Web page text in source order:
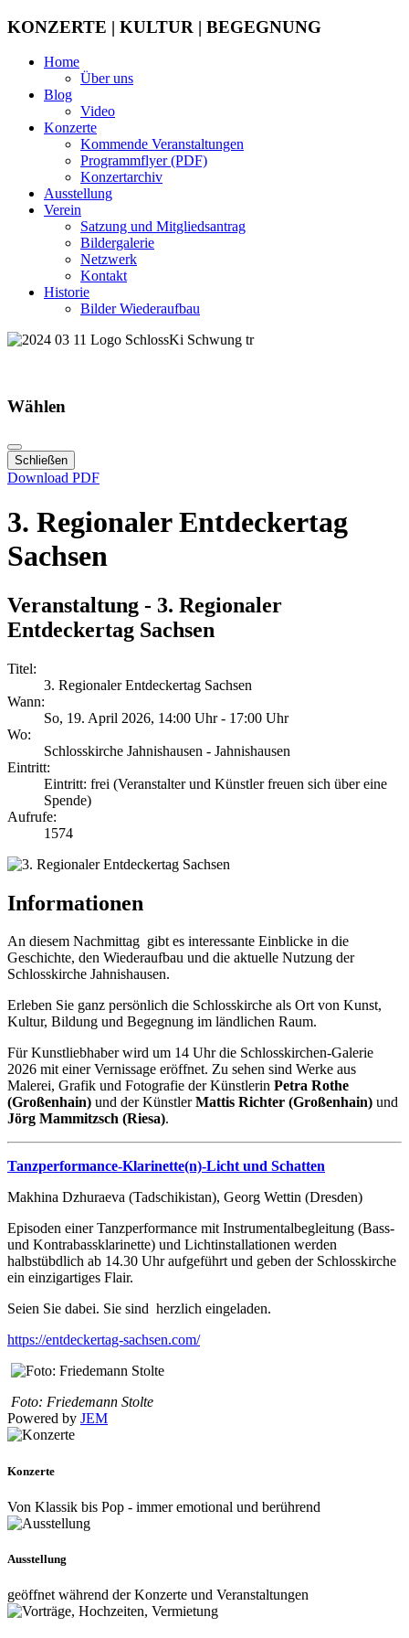
KONZERTE | KULTUR | BEGEGNUNG
Home
Über uns
Blog
Video
Konzerte
Kommende Veranstaltungen
Programmflyer (PDF)
Konzertarchiv
Ausstellung
Verein
Satzung und Mitgliedsantrag
Bildergalerie
Netzwerk
Kontakt
Historie
Bilder Wiederaufbau
Wählen
Schließen
Download PDF
3. Regionaler Entdeckertag
Sachsen
Veranstaltung - 3. Regionaler
Entdeckertag Sachsen
Titel:
3. Regionaler Entdeckertag Sachsen
Wann:
So, 19. April 2026, 14:00 Uhr- 17:00 Uhr
Wo:
Schlosskirche Jahnishausen - Jahnishausen
Eintritt:
Eintritt: frei (Veranstalter und Künstler freuen sich über eine
Spende)
Aufrufe:
1574
Informationen
An diesem Nachmittag gibt es interessante Einblicke in die
Geschichte, den Wiederaufbau und die aktuelle Nutzung der
Schlosskirche Jahnishausen.
Erleben Sie ganz persönlich die Schlosskirche als Ort von Kunst,
Kultur, Bildung und Begegnung im ländlichen Raum.
Für Kunstliebhaber wird um 14 Uhr die Schlosskirchen-Galerie
2026 mit einer Vernissage eröffnet. Zu sehen sind Werke aus
Malerei, Grafik und Fotografie der Künstlerin Petra Rothe
(Großenhain) und der KünstlerMattis Richter (Großenhain) und
Jörg Mammitzsch (Riesa).
Tanzperformance-Klarinette(n)-Licht und Schatten
Makhina Dzhuraeva (Tadschikistan), Georg Wettin (Dresden)
Episoden einer Tanzperformance mit Instrumentalbegleitung (Bass-
und Kontrabassklarinette) und Lichtinstallationen werden
halbstübdlich ab 14.30 Uhr aufgeführt und geben der Schlosskirche
ein einzigartiges Flair.
Seien Sie dabei. Sie sind herzlich eingeladen.
https://entdeckertag-sachsen.com/
Foto: Friedemann Stolte
Powered by JEM
Konzerte
Von Klassik bis Pop - immer emotional und berührend
Ausstellung
geöffnet während der Konzerte und Veranstaltungen